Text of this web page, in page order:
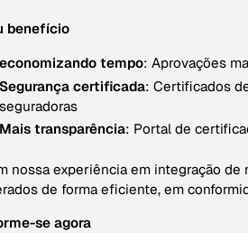
benefício
economizando tempo: Aprovações
Segurança certificada: Certificados
seguradoras
Mais transparência: Portal de
nossa experiência em integração
de forma eficiente, em
se agora